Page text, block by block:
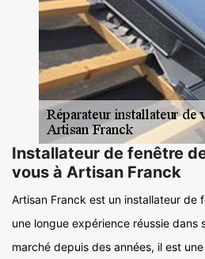
Installateur de fenêtre
vous à Artisan Franck
Artisan Franck est un installateur de
une longue expérience réussie dans
marché depuis des années, il est